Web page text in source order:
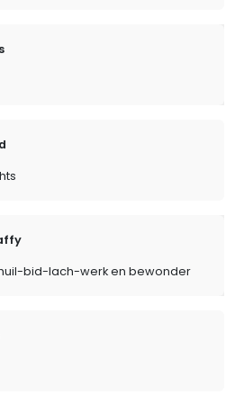
bid-lach-werk en bewonder